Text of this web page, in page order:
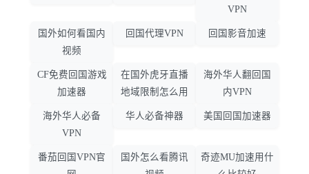
VPN
国外如何看国内
视频
回国代理VPN 回国影音加速
CF免费回国游戏
加速器
在国外虎牙直播
地域限制怎么用
海外华人翻回国
内VPN
海外华人必备
VPN
华人必备神器 美国回国加速器
番茄回国VPN官
国外怎么看腾讯
奇迹MU加速用什